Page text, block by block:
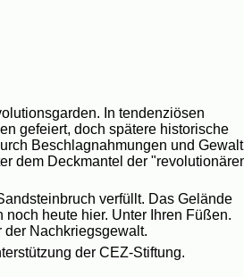
In tendenziösen
gefeiert, doch spätere historische
Beschlagnahmungen und
dem Deckmantel der
verfüllt. Das Gelände
heute hier. Unter Ihren Füßen.
Nachkriegsgewalt.
der CEZ-Stiftung.